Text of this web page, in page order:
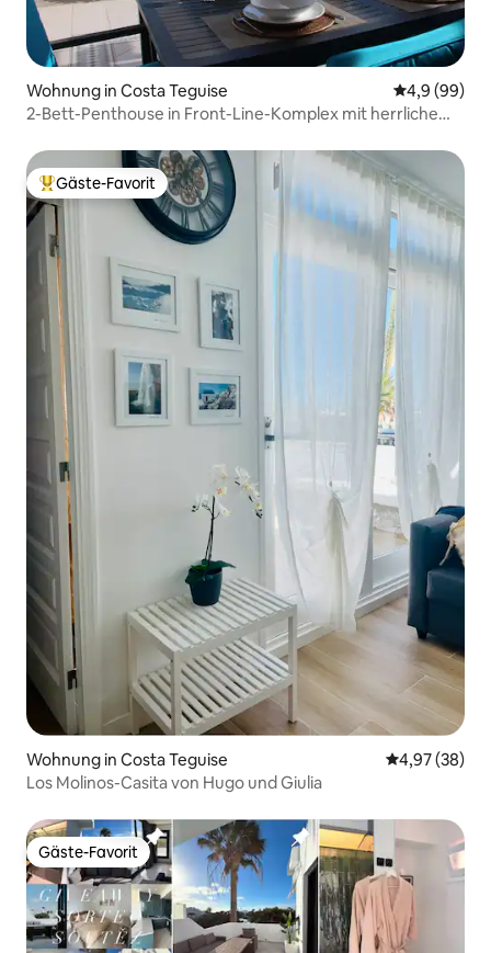
Wohnung in Costa Teguise
4,9 (99)
2-Bett-Penthouse in Front-Line-Komplex mit herrlichem
Beliebter Gäste-Favorit.
Gäste-Favorit
Wohnung in Costa Teguise
4,97 (38)
Los Molinos-Casita von Hugo und Giulia
Gäste-Favorit
Gäste-Favorit